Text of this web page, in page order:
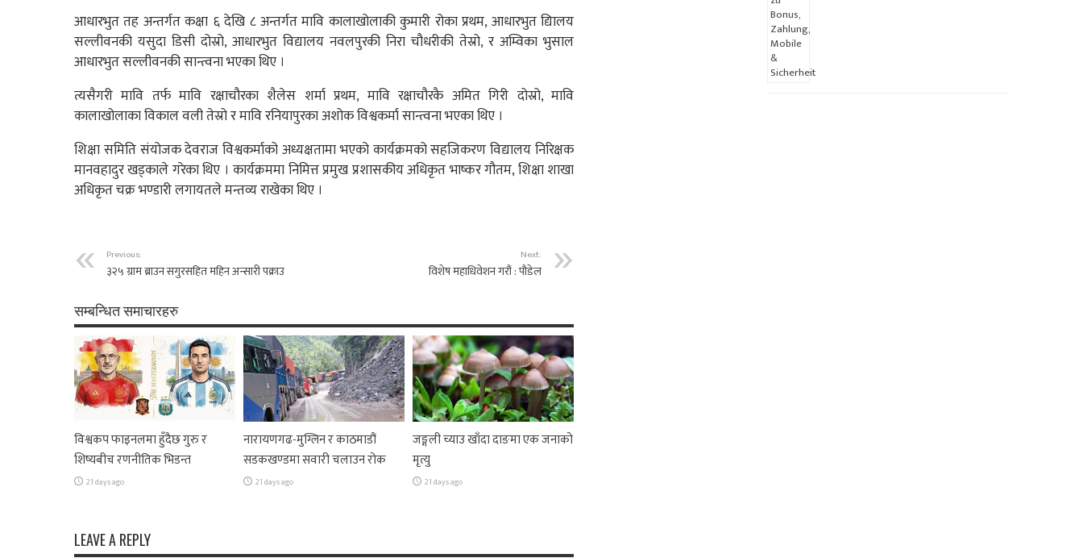
आधारभुत तह अन्तर्गत कक्षा ६ देखि ८ अन्तर्गत मावि कालाखोलाकी कुमारी रोका प्रथम, आधारभुत द्यिालय
सल्लीवनकी यसुदा डिसी दोस्रो, आधारभुत विद्यालय नवलपुरकी निरा चौधरीकी तेस्रो, र अम्विका भुसाल
आधारभुत सल्लीवनकी सान्त्वना भएका थिए ।
त्यसैगरी मावि तर्फ मावि रक्षाचौरका शैलेस शर्मा प्रथम, मावि रक्षाचौरकै अमित गिरी दोस्रो, मावि
कालाखोलाका विकाल वली तेस्रो र मावि रनियापुरका अशोक विश्वकर्मा सान्त्वना भएका थिए ।
शिक्षा समिति संयोजक देवराज विश्वकर्माको अध्यक्षतामा भएको कार्यक्रमको सहजिकरण विद्यालय निरिक्षक
मानवहादुर खड्काले गरेका थिए । कार्यक्रममा निमित्त प्रमुख प्रशासकीय अधिकृत भाष्कर गौतम, शिक्षा शाखा
अधिकृत चक्र भण्डारी लगायतले मन्तव्य राखेका थिए ।
Previous:
३२५ ग्राम ब्राउन सगुरसहित महिन अन्सारी पक्राउ
Next:
विशेष महाधिवेशन गरौं : पौडेल
सम्बन्धित समाचारहरु
विश्वकप फाइनलमा हुँदैछ गुरु र
शिष्यबीच रणनीतिक भिडन्त
21 days ago
नारायणगढ-मुग्लिन र काठमाडौं
सडकखण्डमा सवारी चलाउन रोक
21 days ago
जङ्गली च्याउ खाँदा दाङमा एक जनाको
मृत्यु
21 days ago
LEAVE A REPLY